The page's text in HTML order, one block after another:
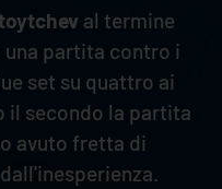
al termine
una partita contro i
set su quattro ai
il secondo la partita
avuto fretta di